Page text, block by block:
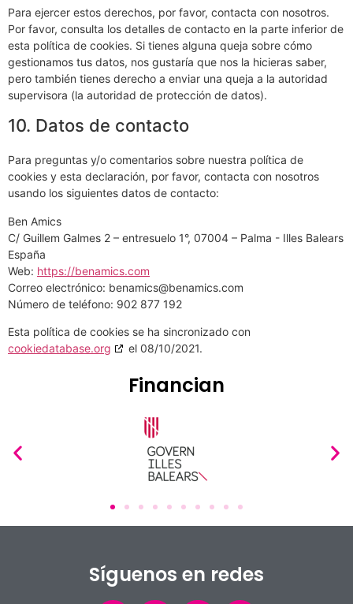
Para ejercer estos derechos, por favor, contacta con nosotros.
Por favor, consulta los detalles de contacto en la parte inferior de
esta política de cookies. Si tienes alguna queja sobre cómo
gestionamos tus datos, nos gustaría que nos la hicieras saber,
pero también tienes derecho a enviar una queja a la autoridad
supervisora (la autoridad de protección de datos).
10. Datos de contacto
Para preguntas y/o comentarios sobre nuestra política de
cookies y esta declaración, por favor, contacta con nosotros
usando los siguientes datos de contacto:
Ben Amics
C/ Guillem Galmes 2 – entresuelo 1°, 07004 – Palma - Illes Balears
España
Web: https://benamics.com
Correo electrónico: benamics@benamics.com
Número de teléfono: 902 877 192
Esta política de cookies se ha sincronizado con
cookiedatabase.org
el 08/10/2021.
Financian
Síguenos en redes